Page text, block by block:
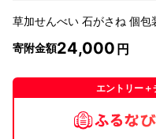
草加せんべい 石がさね 個
寄附金額24,000
エントリー＋